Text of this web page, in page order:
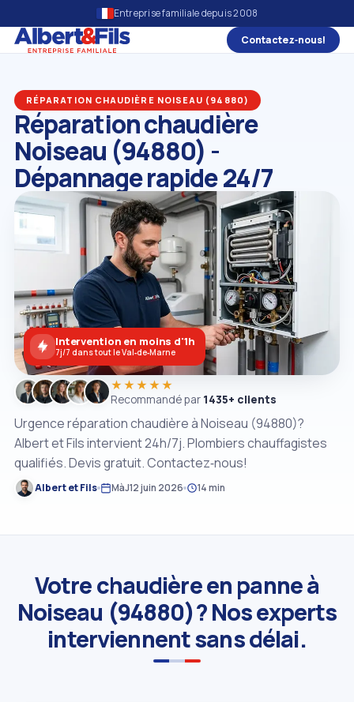
Entreprise familiale depuis 2008
Contactez‑nous!
RÉPARATION CHAUDIÈRE NOISEAU (94880)
Réparation chaudière
Noiseau (94880) -
Dépannage rapide 24/7
Urgence réparation chaudière à Noiseau (94880)?
Albert et Fils intervient 24h/7j. Plombiers chauffagistes
qualifiés. Devis gratuit. Contactez‑nous!
Albert et Fils MàJ12 juin 2026 14 min
★★★★★
Recommandé par 1435+ clients
Intervention en moins d'1h
7j/7 dans tout le Val‑de‑Marne
Votre chaudière en panne à
Noiseau (94880)? Nos experts
interviennent sans délai.